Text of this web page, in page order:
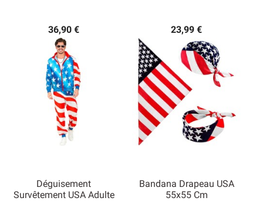
36,90 € 23,99 €
Déguisement
Survêtement USA Adulte
Bandana Drapeau USA
55x55 Cm